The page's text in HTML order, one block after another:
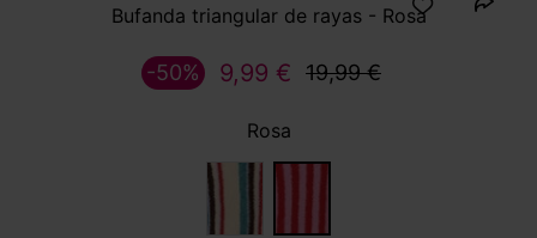
Bufanda triangular de rayas - Rosa
9,99 € 19,99 €
-50%
Rosa